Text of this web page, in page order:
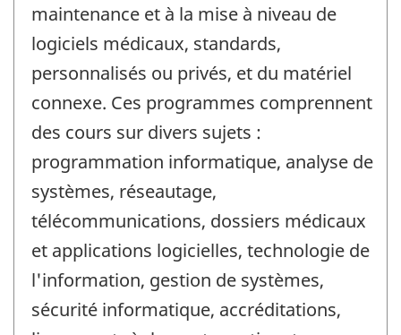
maintenance et à la mise à niveau de
logiciels médicaux, standards,
personnalisés ou privés, et du matériel
connexe. Ces programmes comprennent
des cours sur divers sujets :
programmation informatique, analyse de
systèmes, réseautage,
télécommunications, dossiers médicaux
et applications logicielles, technologie de
l'information, gestion de systèmes,
sécurité informatique, accréditations,